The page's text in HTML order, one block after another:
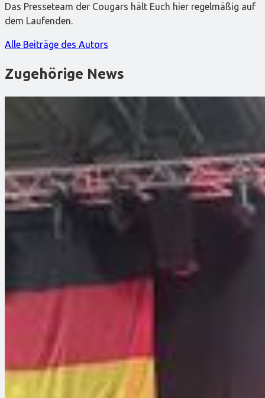
Das Presseteam der Cougars hält Euch hier regelmäßig auf
dem Laufenden.
Alle Beiträge des Autors
Zugehörige News